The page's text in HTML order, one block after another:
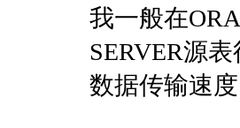
我一般在
SERVER源
数据传输速